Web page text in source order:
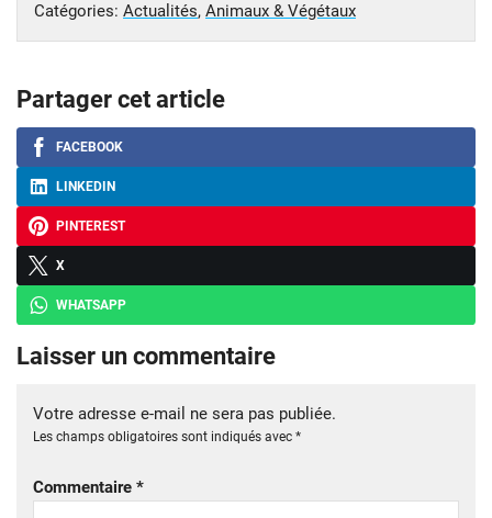
Catégories: Actualités, Animaux & Végétaux
Partager cet article
FACEBOOK
LINKEDIN
PINTEREST
X
WHATSAPP
Laisser un commentaire
Votre adresse e-mail ne sera pas publiée.
Les champs obligatoires sont indiqués avec *
Commentaire *